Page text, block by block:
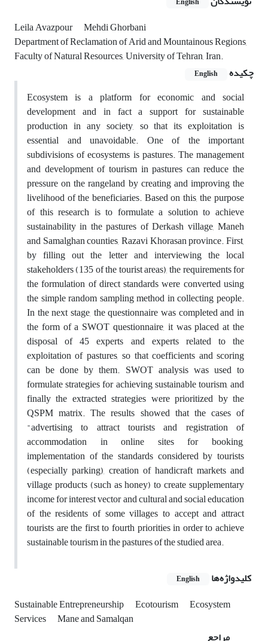
Leila Avazpour Mehdi Ghorbani
Department of Reclamation of Arid and Mountainous Regions,
Faculty of Natural Resources, University of Tehran, Iran.
چکیده
English
Ecosystem is a platform for economic and social
development and in fact a support for sustainable
production in any society, so that its exploitation is
essential and unavoidable. One of the important
subdivisions of ecosystems is pastures. The management
and development of tourism in pastures can reduce the
pressure on the rangeland by creating and improving the
livelihood of the beneficiaries. Based on this, the purpose
of this research is to formulate a solution to achieve
sustainability in the pastures of Derkash village, Maneh
and Samalghan counties, Razavi Khorasan province. First,
by filling out the letter and interviewing the local
stakeholders (135 of the tourist areas), the requirements for
the formulation of direct standards were converted using
the simple random sampling method in collecting people.
In the next stage, the questionnaire was completed and in
the form of a SWOT questionnaire, it was placed at the
disposal of 45 experts and experts related to the
exploitation of pastures, so that coefficients and scoring
can be done by them. SWOT analysis was used to
formulate strategies for achieving sustainable tourism, and
finally the extracted strategies were prioritized by the
QSPM matrix. The results showed that the cases of
"advertising to attract tourists and registration of
accommodation in online sites for booking,
implementation of the standards considered by tourists
(especially parking), creation of handicraft markets and
village products (such as honey) to create supplementary
income for interest vector and cultural and social education
of the residents of some villages to accept and attract
tourists are the first to fourth priorities in order to achieve
sustainable tourism in the pastures of the studied area.
کلیدواژه‌ها
English
Sustainable Entrepreneurship Ecotourism
Ecosystem
Services
Mane and Samalqan
مراجع